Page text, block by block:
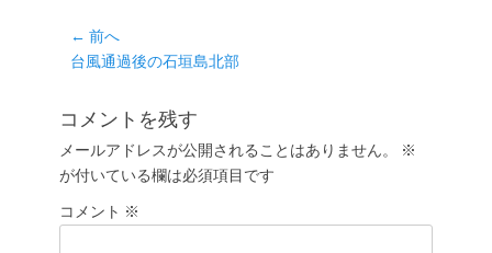
投
稿
ビ
ゲ
ー
シ
← 前へ
前
投
台風通過後の石垣島北部
コメントを残す
メールアドレスが公開されることはありません。
※
が付いている欄は必須項目です
コメント ※